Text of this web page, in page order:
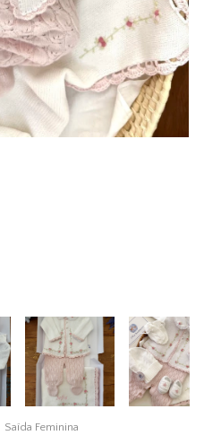
Saída Feminina